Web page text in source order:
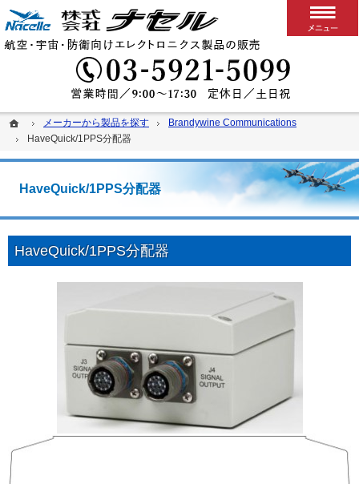
ホームメーカーから製品を探す
Brandywine Communications
HaveQuick/1PPS分配器
HaveQuick/1PPS分配器
搭載用VPXボード/システム
カスタム可能な堅牢パソコン、ディスプレイ、スイッチ
HaveQuick/1PPS分配器
ホームメーカーから製品を探す
Brandywine Communications
HaveQuick/1PPS分配器